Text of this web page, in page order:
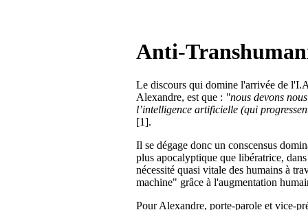
Anti-
Le discours qui domine l'arrivée de
Alexandre, est que : "nous devons
l’intelligence artificielle (qui
[1].
Il se dégage donc un conscensus
plus apocalyptique que libératrice,
nécessité quasi vitale des humains à
machine" grâce à l'augmentation
Pour Alexandre, porte-parole et vice-